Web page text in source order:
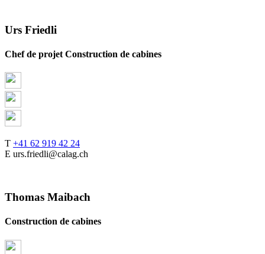
Urs Friedli
Chef de projet Construction de cabines
T +41 62 919 42 24
E urs.friedli@calag.ch
Thomas Maibach
Construction de cabines